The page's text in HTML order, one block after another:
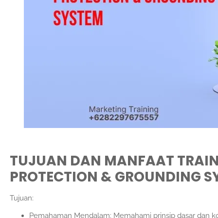
TUJUAN DAN MANFAAT
PROTECTION & GROUNDING
Tujuan:
Pemahaman Mendalam: Memahami prinsip dasar dan